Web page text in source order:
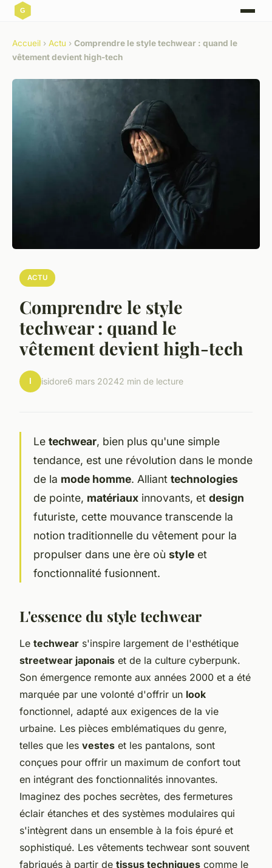
Accueil › Actu › Comprendre le style techwear : quand le
vêtement devient high-tech
ACTU
Comprendre le style
techwear : quand le
vêtement devient high-tech
I isidore6 mars 20242 min de lecture
Le techwear, bien plus qu'une simple
tendance, est une révolution dans le monde
de la mode homme. Alliant technologies
de pointe, matériaux innovants, et design
futuriste, cette mouvance transcende la
notion traditionnelle du vêtement pour la
propulser dans une ère où style et
fonctionnalité fusionnent.
L'essence du style techwear
Le techwear s'inspire largement de l'esthétique
streetwear japonais et de la culture cyberpunk.
Son émergence remonte aux années 2000 et a été
marquée par une volonté d'offrir un look
fonctionnel, adapté aux exigences de la vie
urbaine. Les pièces emblématiques du genre,
telles que les vestes et les pantalons, sont
conçues pour offrir un maximum de confort tout
en intégrant des fonctionnalités innovantes.
Imaginez des poches secrètes, des fermetures
éclair étanches et des systèmes modulaires qui
s'intègrent dans un ensemble à la fois épuré et
sophistiqué. Les vêtements techwear sont souvent
fabriqués à partir de tissus techniques comme le